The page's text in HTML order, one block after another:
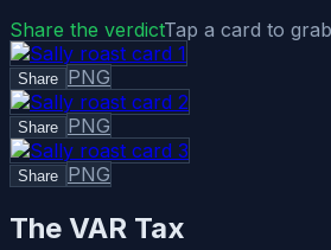
Share the verdictTap a card to
Share PNG
Share PNG
Share PNG
The VAR Tax